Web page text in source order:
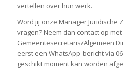
vertellen over hun werk.
Word jij onze Manager Juridische
vragen? Neem dan contact op
Gemeentesecretaris/Algemeen
eerst een WhatsApp-bericht via
geschikt moment kan worden